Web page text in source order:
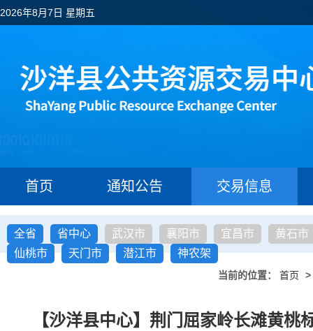
2026年8月7日 星期五
首页 通知公告 交易信息
全省 省中心 武汉市 襄阳市 宜昌市
黄石市
仙桃市
天门市 潜江市 神农架
当前的位置： 首页 >
【沙洋县中心】荆门屈家岭长滩黄